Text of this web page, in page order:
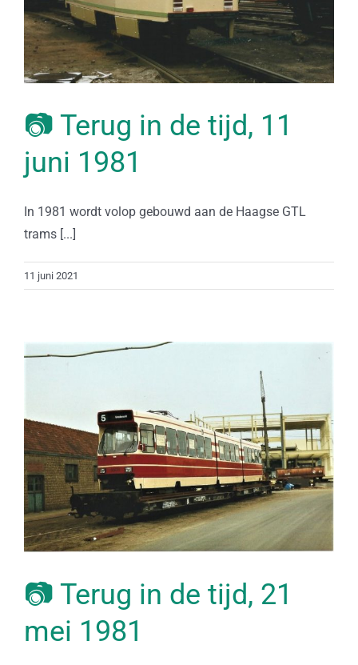
📷 Terug in de tijd, 11
juni 1981
In 1981 wordt volop gebouwd aan de Haagse GTL
trams [...]
11 juni 2021
📷 Terug in de tijd, 21
mei 1981